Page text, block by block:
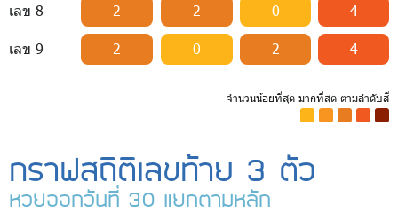
เลข 8 2 2 0 4
เลข 9 2 0 2 4
จำนวนน้อยที่สุด-มากที่สุด ตามลำดับสี
กราฟสถิติเลขท้าย 3 ตัว
หวยออกวันที่ 30 แยกตามหลัก